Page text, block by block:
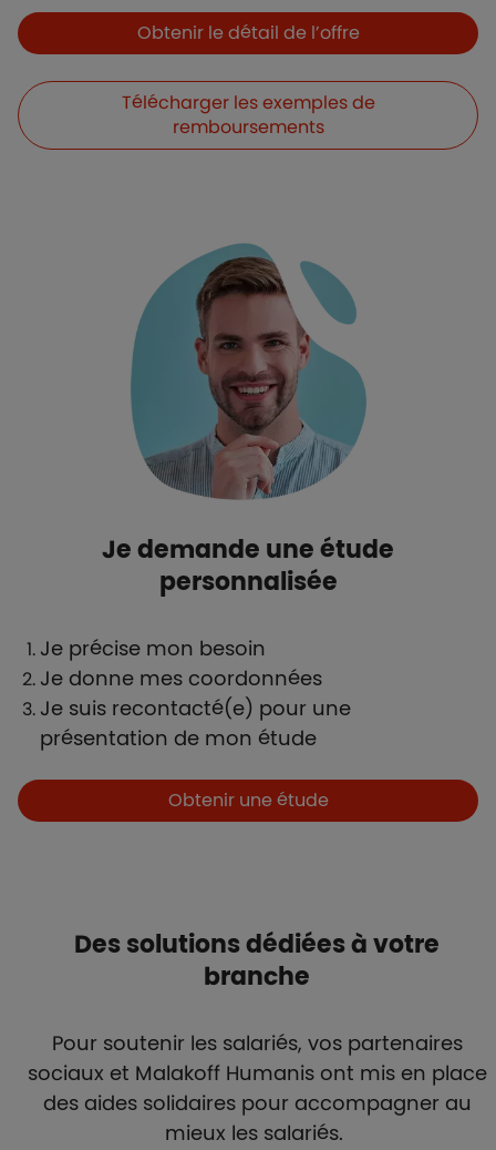
Boutons et liensObtenir le détail de l’offre
Télécharger les exemples de
remboursements
Je demande une étude
personnalisée
Je précise mon besoin
Je donne mes coordonnées
Je suis recontacté(e) pour une
présentation de mon étude
Boutons et liens Obtenir une étude
Des solutions dédiées à votre
branche
Pour soutenir les salariés, vos partenaires
sociaux et Malakoff Humanis ont mis en place
des aides solidaires pour accompagner au
mieux les salariés.